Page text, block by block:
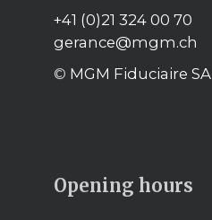
+41 (0)21 324 00 70
gerance@mgm.ch
© MGM Fiduciaire SA
Opening hours